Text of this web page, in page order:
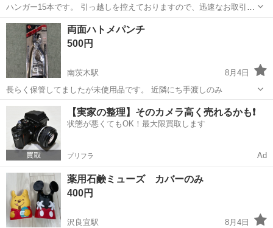
ハンガー15本です。 引っ越しを控えておりますので、迅速なお取引を
していただける方を優先させて頂きます。 中古品ですので、キズや汚
れにご理解頂ける方、ハンガーよろしくお願いいたします。
大阪 茨木市 沢良宜駅 洗濯用品
両面ハトメパンチ
500円
南茨木駅
8月4日
長らく保管してましたが未使用品です。 近隣にち手渡しのみ
大阪 茨木市 南茨木駅 その他
【実家の整理】そのカメラ高く売れるかも❗️
状態が悪くてもOK！最大限買取します
プリフラ Ad
薬用石鹸ミューズ カバーのみ
400円
沢良宜駅
8月4日